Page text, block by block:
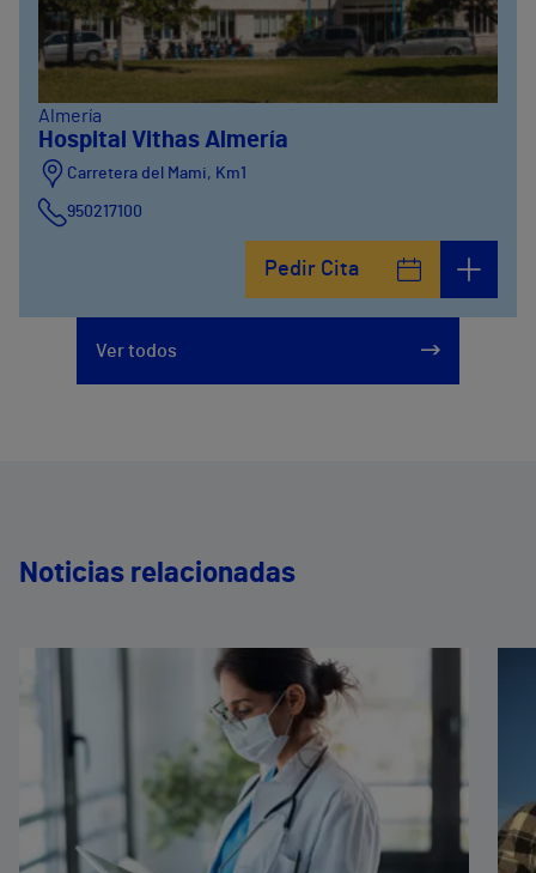
Almería
Hospital Vithas Almería
Carretera del Mami, Km1
950217100
Pedir Cita
Ver todos
Noticias relacionadas